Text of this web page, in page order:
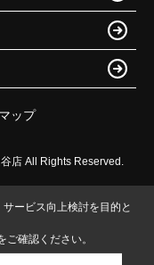
ップ
店 All Rights Reserved.
ービス向上検討を目的と
ご確認ください。